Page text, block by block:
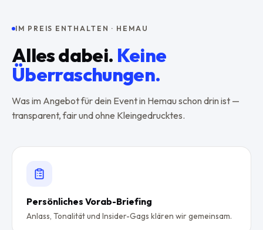
IM PREIS ENTHALTEN · HEMAU
Alles dabei. Keine
Überraschungen.
Was im Angebot für dein Event in Hemauschon drin ist —
transparent, fair und ohne Kleingedrucktes.
Persönliches Vorab-Briefing
Anlass, Tonalität und Insider-Gags klären wir gemeinsam.